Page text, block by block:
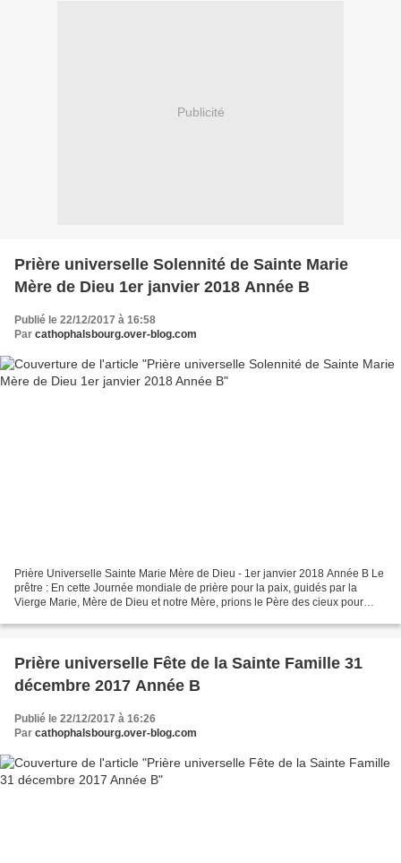
Publicité
Prière universelle Solennité de Sainte Marie
Mère de Dieu 1er janvier 2018 Année B
Publié le 22/12/2017 à 16:58
Par cathophalsbourg.over-blog.com
Prière Universelle Sainte Marie Mère de Dieu - 1er janvier 2018 Année B Le
prêtre : En cette Journée mondiale de prière pour la paix, guidés par la
Vierge Marie, Mère de Dieu et notre Mère, prions le Père des cieux pour
Prière universelle Fête de la Sainte Famille 31
décembre 2017 Année B
Publié le 22/12/2017 à 16:26
Par cathophalsbourg.over-blog.com